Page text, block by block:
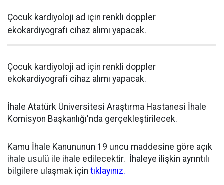
Çocuk kardiyoloji ad için renkli doppler
ekokardiyografi cihaz alımı yapacak.
Çocuk kardiyoloji ad için renkli doppler
ekokardiyografi cihaz alımı yapacak.
İhale Atatürk Üniversitesi Araştırma Hastanesi İhale
Komisyon Başkanlığı'nda gerçekleştirilecek.
Kamu İhale Kanununun 19 uncu maddesine göre açık
ihale usulü ile ihale edilecektir. İhaleye ilişkin ayrıntılı
bilgilere ulaşmak için tıklayınız.